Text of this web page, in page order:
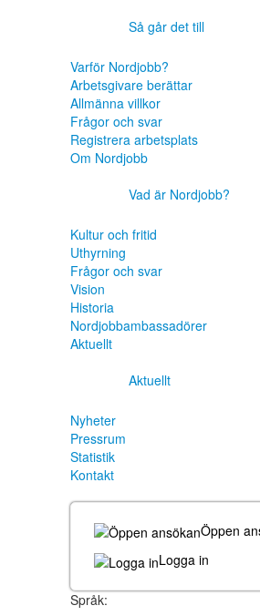
Så går det till
Varför Nordjobb?
Arbetsgivare berättar
Allmänna villkor
Frågor och svar
Registrera arbetsplats
Om Nordjobb
Vad är Nordjobb?
Kultur och fritid
Uthyrning
Frågor och svar
Vision
Historia
Nordjobbambassadörer
Aktuellt
Aktuellt
Nyheter
Pressrum
Statistik
Kontakt
Öppen
Logga in
Språk: